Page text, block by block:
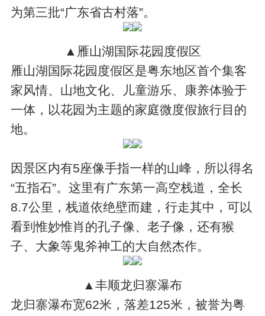
为第三批“广东省古村落”。
▲雁山湖国际花园度假区
雁山湖国际花园度假区是粤东地区首个集客
家风情、山地文化、儿童游乐、康养体验于
一体，以花园为主题的家庭微度假旅行目的
地。
因景区内有5座像手指一样的山峰，所以得名
“五指石”。这里有广东第一高空栈道，全长
8.7公里，栈道依绝壁而建，行走其中，可以
看到惟妙惟肖的孔子像、老子像，还有猴
子、大象等鬼斧神工的大自然杰作。
▲丰顺龙归寨瀑布
龙归寨瀑布宽62米，落差125米，被誉为粤